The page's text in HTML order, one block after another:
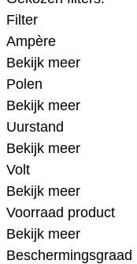
Filter
Ampère
Bekijk meer
Polen
Bekijk meer
Uurstand
Bekijk meer
Volt
Bekijk meer
Voorraad product
Bekijk meer
Beschermingsgraad